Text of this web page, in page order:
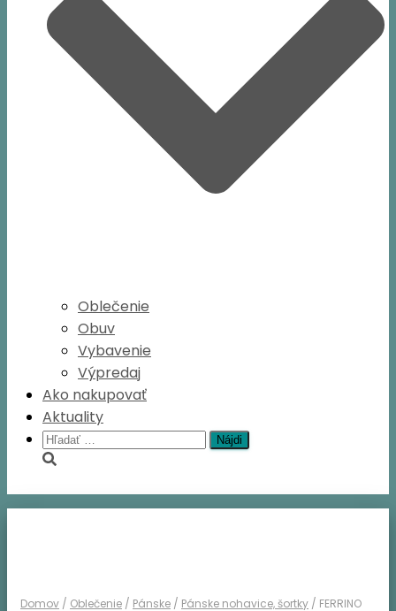
Oblečenie
Obuv
Vybavenie
Výpredaj
Ako nakupovať
Aktuality
Hľadať:
Domov / Oblečenie / Pánske / Pánske nohavice, šortky / FERRINO